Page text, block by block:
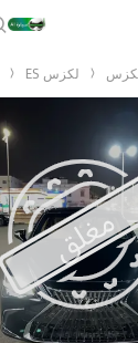
لكزس ES